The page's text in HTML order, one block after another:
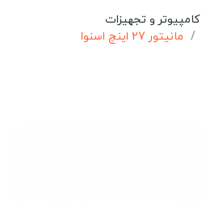
کامپیوتر و تجهیزات
مانیتور 27 اینچ اسنوا